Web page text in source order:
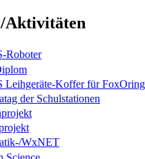
Aktivitäten
Roboter
Leihgeräte-Koffer für
der Schulstationen
WxNET